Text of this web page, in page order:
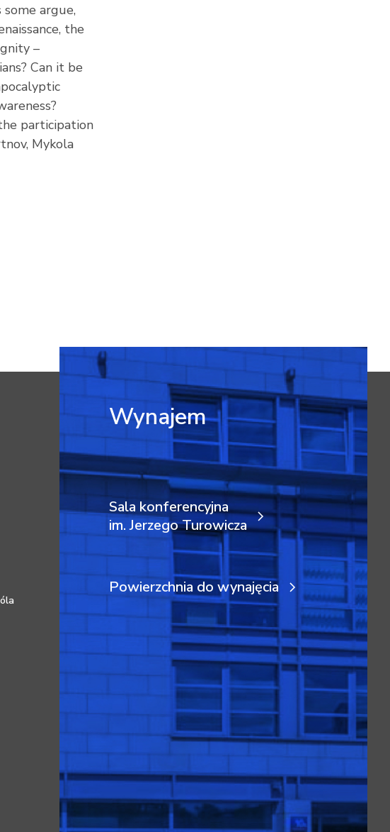
argue,
the
–
Can it be
participation
Mykola
Wynajem
Sala konferencyjna
im. Jerzego Turowicza
Powierzchnia do wynajęcia